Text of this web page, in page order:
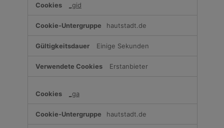
_gid
hautstadt.de
Einige Sekunden
Erstanbieter
_ga
hautstadt.de